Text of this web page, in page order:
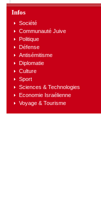
Infos
Société
Communauté Juive
Politique
Défense
Antisémitisme
Diplomatie
Culture
Sport
Sciences & Technologies
Economie Israélienne
Voyage & Tourisme